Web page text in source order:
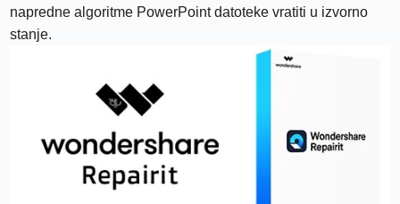
napredne algoritme PowerPoint datoteke vratiti u izvorno
stanje.